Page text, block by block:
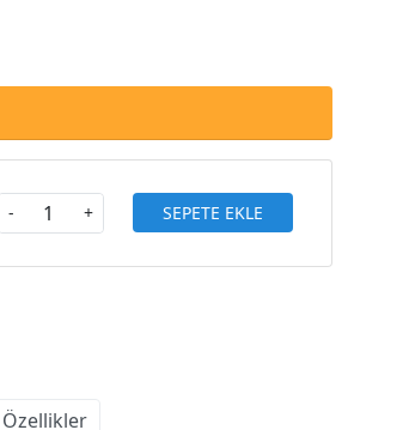
- + SEPETE EKLE